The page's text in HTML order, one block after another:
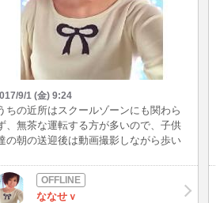
9/1 (金) 9:24
ちの近所はスクールゾーンにも関わら
、無茶な運転する方が多いので、子供
の朝の送迎後は動画撮影しながら歩い
緒に 思いやりの気持ちも忘れず持ってく
さいね。お願いします。
ななせｖ